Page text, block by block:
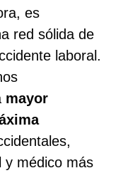
es
red sólida de
laboral.
mayor
y médico más